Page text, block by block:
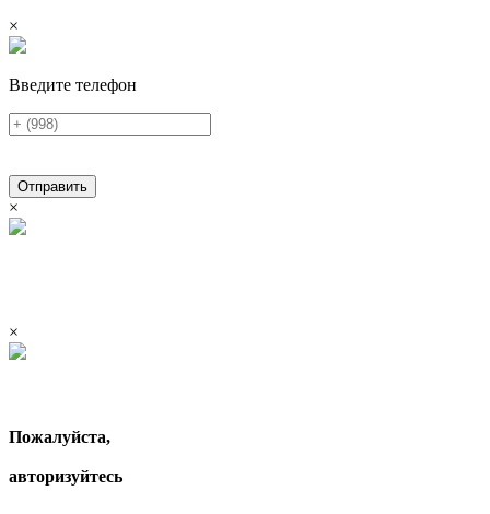
×
Введите телефон
Отправить
×
×
Пожалуйста,
авторизуйтесь